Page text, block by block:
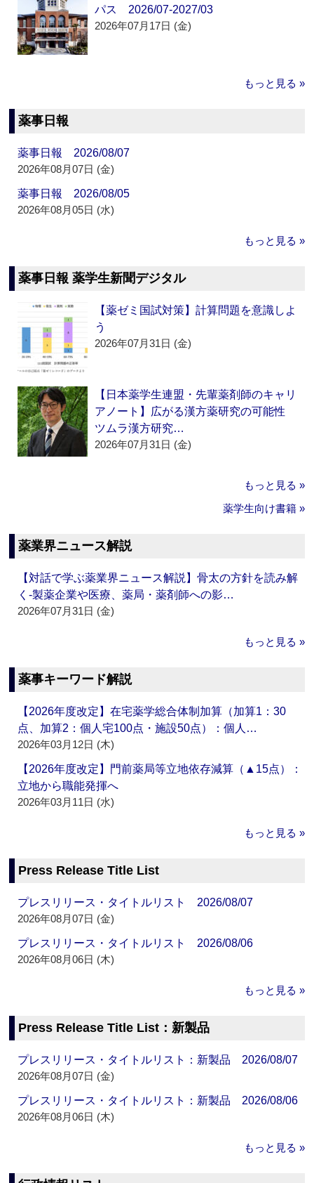
パス 2026/07-2027/03
2026年07月17日 (金)
もっと見る »
薬事日報
薬事日報 2026/08/07
2026年08月07日 (金)
薬事日報 2026/08/05
2026年08月05日 (水)
もっと見る »
薬事日報 薬学生新聞デジタル
【薬ゼミ国試対策】計算問題を意識しよ
う
2026年07月31日 (金)
【日本薬学生連盟・先輩薬剤師のキャリ
アノート】広がる漢方薬研究の可能性
ツムラ漢方研究…
2026年07月31日 (金)
もっと見る »
薬学生向け書籍 »
薬業界ニュース解説
【対話で学ぶ薬業界ニュース解説】骨太の方針を読み解
く‐製薬企業や医療、薬局・薬剤師への影…
2026年07月31日 (金)
もっと見る »
薬事キーワード解説
【2026年度改定】在宅薬学総合体制加算（加算1：30
点、加算2：個人宅100点・施設50点）：個人…
2026年03月12日 (木)
【2026年度改定】門前薬局等立地依存減算（▲15点）：
立地から職能発揮へ
2026年03月11日 (水)
もっと見る »
Press Release Title List
プレスリリース・タイトルリスト 2026/08/07
2026年08月07日 (金)
プレスリリース・タイトルリスト 2026/08/06
2026年08月06日 (木)
もっと見る »
Press Release Title List：新製品
プレスリリース・タイトルリスト：新製品 2026/08/07
2026年08月07日 (金)
プレスリリース・タイトルリスト：新製品 2026/08/06
2026年08月06日 (木)
もっと見る »